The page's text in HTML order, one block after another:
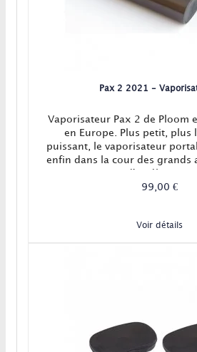
Pax 2 2021 -
Vaporisateur Pax 2 de Ploom
en Europe. Plus petit, plus
puissant, le vaporisateur
enfin dans la cour des grands
de vapeur enfin au99,00 €
Voir détails